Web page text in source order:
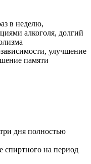
в неделю,
алкоголя, долгий
улучшение
памяти
дня полностью
спиртного на период